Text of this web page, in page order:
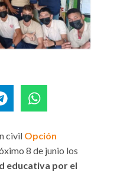
civil Opción
8 de junio los
educativa por el